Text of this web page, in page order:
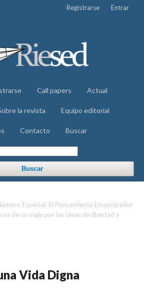
Call papers Actual
la revista Equipo editorial
Contacto Buscar
Buscar
Registrarse Entrar
Especial: El Pensamiento Emancipador
de un viaje por las ideas de libertad y
Vida Digna